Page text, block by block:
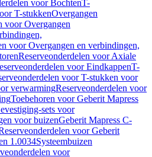
voor BochtenT-
T-stukkenOvergangen
voor Overgangen
voor Overgangen en verbindingen,
Reserveonderdelen voor Axiale
voor EindkappenT-
voor T-stukken voor
verwarmingReserveonderdelen voor
Toebehoren voor Geberit Mapress
sets voor
voor buizenGeberit Mapress C-
voor Geberit
1.0034Systeembuizen
voor